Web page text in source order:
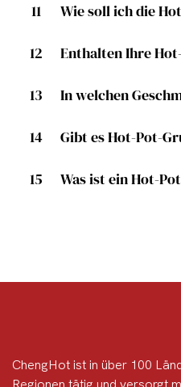
11 Wie soll ich die
12 Enthalten Ihre
13 In welchen
14 Gibt es Hot-Pot-
15 Was ist ein Hot-
ChengHot ist in über 100